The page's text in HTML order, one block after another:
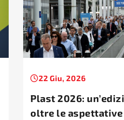
22 Giu, 2026
Plast 2026:
oltre le aspettative